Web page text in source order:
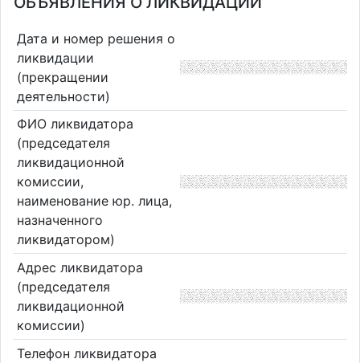
Дата и номер решения о
ликвидации
(прекращении
деятельности)
ФИО ликвидатора
(председателя
ликвидационной
комиссии,
наименование юр. лица,
назначенного
ликвидатором)
Адрес ликвидатора
(председателя
ликвидационной
комиссии)
Телефон ликвидатора